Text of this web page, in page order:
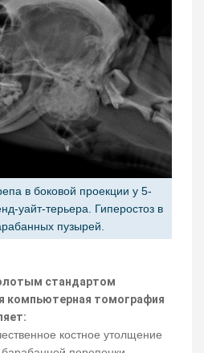
в боковой проекции у 5-
уайт-терьера. Гиперостоз в
пузырей.
стандартом
компьютерная томография
костное утолщение